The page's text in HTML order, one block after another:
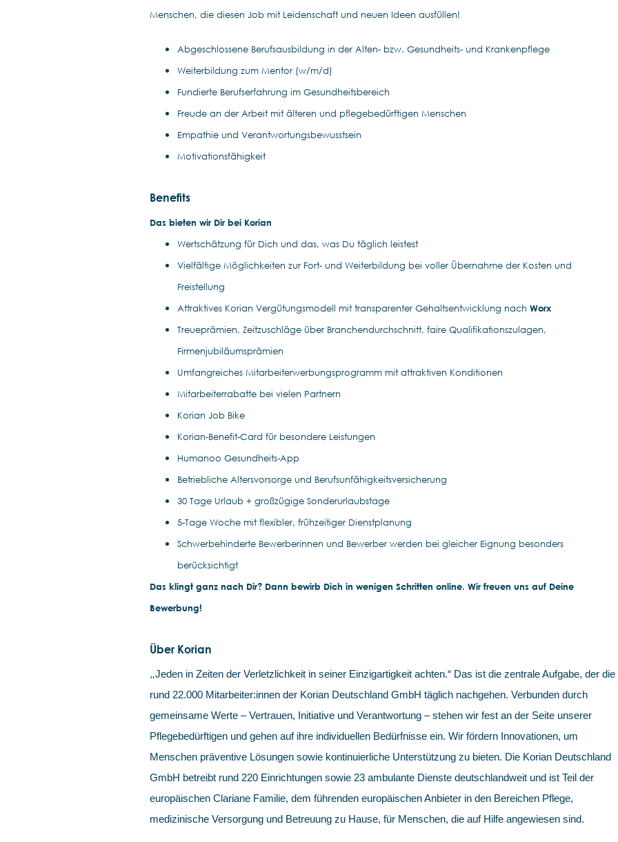
Menschen, die diesen Job mit Leidenschaft und neuen Ideen ausfüllen!
Abgeschlossene Berufsausbildung in der Alten- bzw. Gesundheits- und Krankenpflege
Weiterbildung zum Mentor (w/m/d)
Fundierte Berufserfahrung im Gesundheitsbereich
Freude an der Arbeit mit älteren und pflegebedürftigen Menschen
Empathie und Verantwortungsbewusstsein
Motivationsfähigkeit
Benefits
Das bieten wir Dir bei Korian
Wertschätzung für Dich und das, was Du täglich leistest
Vielfältige Möglichkeiten zur Fort- und Weiterbildung bei voller Übernahme der Kosten und
Freistellung
Attraktives Korian Vergütungsmodell mit transparenter Gehaltsentwicklung nach Worx
Treueprämien, Zeitzuschläge über Branchendurchschnitt, faire Qualifikationszulagen,
Firmenjubiläumsprämien
Umfangreiches Mitarbeiterwerbungsprogramm mit attraktiven Konditionen
Mitarbeiterrabatte bei vielen Partnern
Korian Job Bike
Korian-Benefit-Card für besondere Leistungen
Humanoo Gesundheits-App
Betriebliche Altersvorsorge und Berufsunfähigkeitsversicherung
30 Tage Urlaub + großzügige Sonderurlaubstage
5-Tage Woche mit flexibler, frühzeitiger Dienstplanung
Schwerbehinderte Bewerberinnen und Bewerber werden bei gleicher Eignung besonders
berücksichtigt
Das klingt ganz nach Dir? Dann bewirb Dich in wenigen Schritten online. Wir freuen uns auf Deine
Bewerbung!
Über Korian
„Jeden in Zeiten der Verletzlichkeit in seiner Einzigartigkeit achten.“ Das ist die zentrale Aufgabe, der die
rund 22.000 Mitarbeiter:innen der Korian Deutschland GmbH täglich nachgehen. Verbunden durch
gemeinsame Werte – Vertrauen, Initiative und Verantwortung – stehen wir fest an der Seite unserer
Pflegebedürftigen und gehen auf ihre individuellen Bedürfnisse ein. Wir fördern Innovationen, um
Menschen präventive Lösungen sowie kontinuierliche Unterstützung zu bieten. Die Korian Deutschland
GmbH betreibt rund 220 Einrichtungen sowie 23 ambulante Dienste deutschlandweit und ist Teil der
europäischen Clariane Familie, dem führenden europäischen Anbieter in den Bereichen Pflege,
medizinische Versorgung und Betreuung zu Hause, für Menschen, die auf Hilfe angewiesen sind.